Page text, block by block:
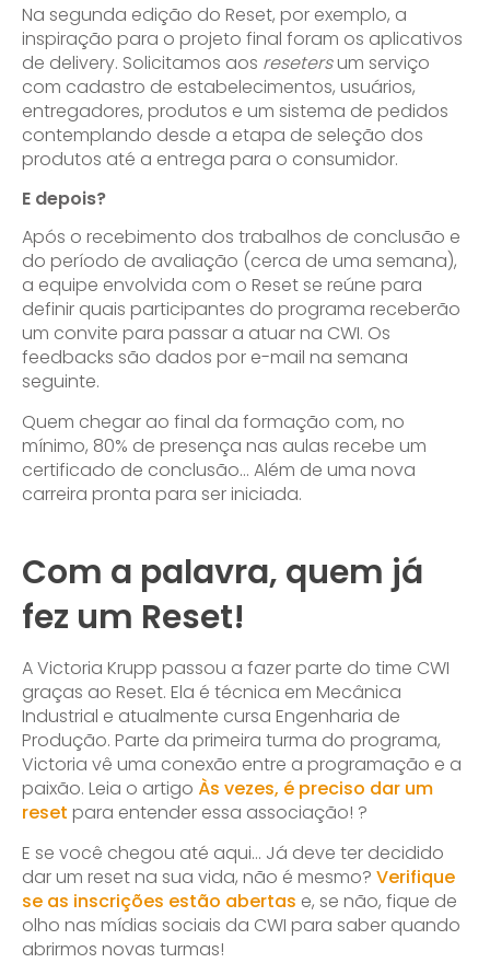
Na segunda edição do Reset, por exemplo, a
inspiração para o projeto final foram os aplicativos
de delivery. Solicitamos aos resetersum serviço
com cadastro de estabelecimentos, usuários,
entregadores, produtos e um sistema de pedidos
contemplando desde a etapa de seleção dos
produtos até a entrega para o consumidor.
E depois?
Após o recebimento dos trabalhos de conclusão e
do período de avaliação (cerca de uma semana),
a equipe envolvida com o Reset se reúne para
definir quais participantes do programa receberão
um convite para passar a atuar na CWI. Os
feedbacks são dados por e-mail na semana
seguinte.
Quem chegar ao final da formação com, no
mínimo, 80% de presença nas aulas recebe um
certificado de conclusão… Além de uma nova
carreira pronta para ser iniciada.
Com a palavra, quem já
fez um Reset!
A Victoria Krupp passou a fazer parte do time CWI
graças ao Reset. Ela é técnica em Mecânica
Industrial e atualmente cursa Engenharia de
Produção. Parte da primeira turma do programa,
Victoria vê uma conexão entre a programação e a
paixão. Leia o artigo Às vezes, é preciso dar um
reset para entender essa associação! ?
E se você chegou até aqui… Já deve ter decidido
dar um reset na sua vida, não é mesmo? Verifique
se as inscrições estão abertas e, se não, fique de
olho nas mídias sociais da CWI para saber quando
abrirmos novas turmas!